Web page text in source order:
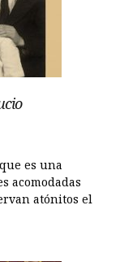
es una
acomodadas
atónitos el